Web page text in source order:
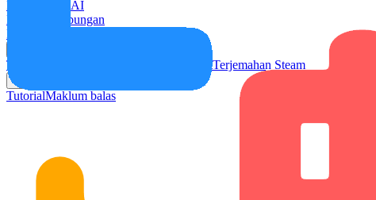
Penterjemah AI
Pasang Sambungan
Penentuan Harga
Terjemahan Video Terjemahan MesyuaratTerjemahan Steam
Tolong
TutorialMaklum balas